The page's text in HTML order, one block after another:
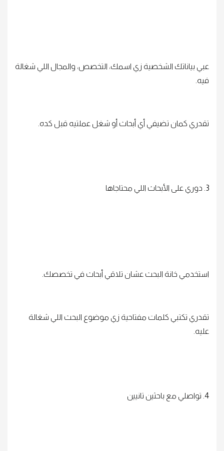
عبي بياناتك الشخصية زي اسمك، التخصص، والمجال اللي شغالة
فيه.
تقدري كمان تضيفي أي أبحاث أو شغل عملتيه قبل كده.
3. دوري على الأبحاث اللي محتاجاها
استخدمي خانة البحث عشان تلاقي أبحاث في تخصصك.
تقدري تكتبي كلمات مفتاحية زي موضوع البحث اللي شغالة
عليه.
4. تواصلي مع باحثين تانيين